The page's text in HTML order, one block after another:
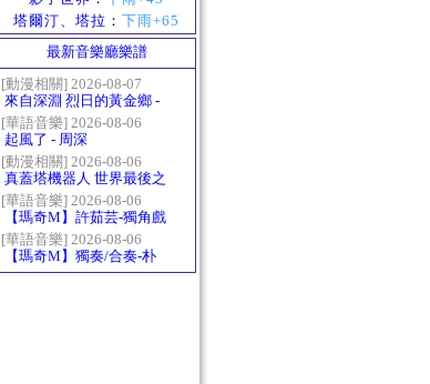
塔爾汀、塔拉 ： 下雨+65
最新音樂廳樂譜
[動漫相關] 2026-08-07
來自深淵 烈日的黃金鄉 -
Gravity
[華語音樂] 2026-08-06
起風了 - 周深
[動漫相關] 2026-08-06
真蓋塔機器人 世界最後之
日OP2 HEATS
[華語音樂] 2026-08-06
【瑪奇M】許茹芸-獨角戲
[華語音樂] 2026-08-06
【瑪奇M】獨奏/合奏-朴
樹-那些花兒